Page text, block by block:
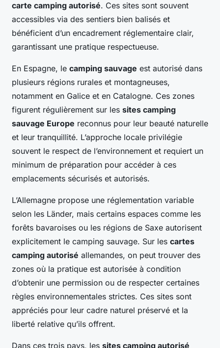
carte camping autorisé. Ces sites sont souvent
accessibles via des sentiers bien balisés et
bénéficient d’un encadrement réglementaire clair,
garantissant une pratique respectueuse.
En Espagne, le camping sauvage est autorisé dans
plusieurs régions rurales et montagneuses,
notamment en Galice et en Catalogne. Ces zones
figurent régulièrement sur les sites camping
sauvage Europe reconnus pour leur beauté naturelle
et leur tranquillité. L’approche locale privilégie
souvent le respect de l’environnement et requiert un
minimum de préparation pour accéder à ces
emplacements sécurisés et autorisés.
L’Allemagne propose une réglementation variable
selon les Länder, mais certains espaces comme les
forêts bavaroises ou les régions de Saxe autorisent
explicitement le camping sauvage. Sur les cartes
camping autorisé allemandes, on peut trouver des
zones où la pratique est autorisée à condition
d’obtenir une permission ou de respecter certaines
règles environnementales strictes. Ces sites sont
appréciés pour leur cadre naturel préservé et la
liberté relative qu’ils offrent.
Dans ces trois pays, les sites camping autorisé